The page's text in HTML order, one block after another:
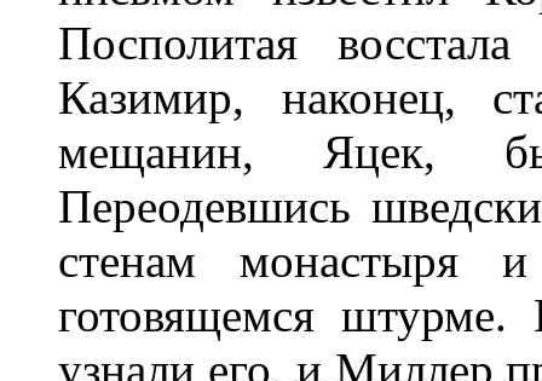
Посполитая
Казимир, наконец,
мещанин, Яцек,
Переодевшись
стенам монастыря
готовящемся
узнали его, и Миллер